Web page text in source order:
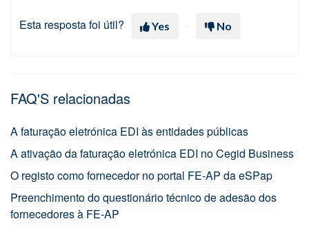
Esta resposta foi útil? Yes No
FAQ'S relacionadas
A faturação eletrónica EDI às entidades públicas
A ativação da faturação eletrónica EDI no Cegid Business
O registo como fornecedor no portal FE-AP da eSPap
Preenchimento do questionário técnico de adesão dos
fornecedores à FE-AP